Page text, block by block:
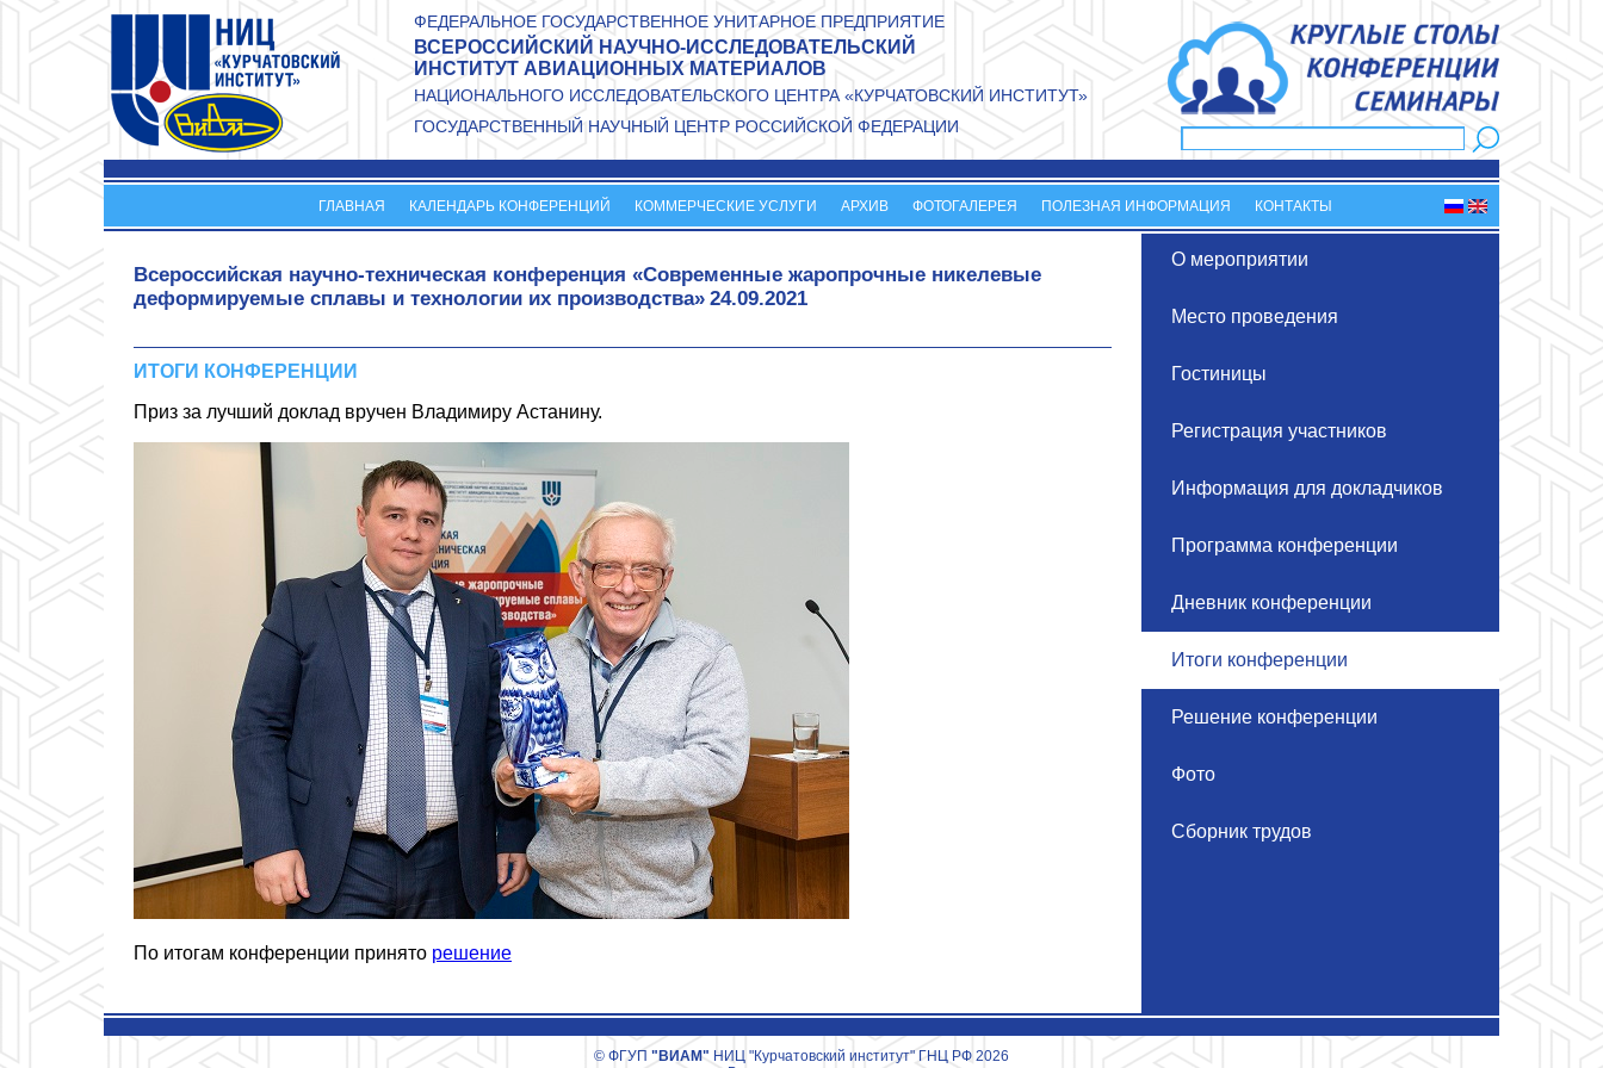
Перейти к основному содержанию
ФЕДЕРАЛЬНОЕ ГОСУДАРСТВЕННОЕ УНИТАРНОЕ ПРЕДПРИЯТИЕ
ВСЕРОССИЙСКИЙ НАУЧНО-ИССЛЕДОВАТЕЛЬСКИЙ
ИНСТИТУТ АВИАЦИОННЫХ МАТЕРИАЛОВ
НАЦИОНАЛЬНОГО ИССЛЕДОВАТЕЛЬСКОГО ЦЕНТРА «КУРЧАТОВСКИЙ ИНСТИТУТ»
ГОСУДАРСТВЕННЫЙ НАУЧНЫЙ ЦЕНТР РОССИЙСКОЙ ФЕДЕРАЦИИ
Форма поиска
ГЛАВНАЯ КАЛЕНДАРЬ КОНФЕРЕНЦИЙ КОММЕРЧЕСКИЕ УСЛУГИ АРХИВ ФОТОГАЛЕРЕЯ ПОЛЕЗНАЯ ИНФОРМАЦИЯ КОНТАКТЫ
О мероприятии
Место проведения
Гостиницы
Регистрация участников
Информация для докладчиков
Программа конференции
Дневник конференции
Итоги конференции
Решение конференции
Фото
Сборник трудов
Всероссийская научно-техническая конференция «Современные жаропрочные никелевые
деформируемые сплавы и технологии их производства» 24.09.2021
ИТОГИ КОНФЕРЕНЦИИ
Приз за лучший доклад вручен Владимиру Астанину.
По итогам конференции принято решение
© ФГУП "ВИАМ" НИЦ "Курчатовский институт" ГНЦ РФ 2026